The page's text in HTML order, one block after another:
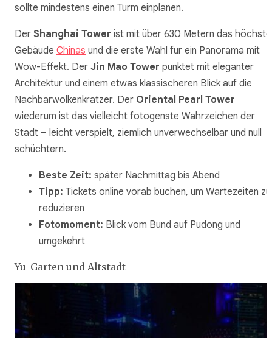
sollte mindestens einen Turm einplanen.
Der Shanghai Tower ist mit über 630 Metern das höchste
Gebäude Chinas und die erste Wahl für ein Panorama mit
Wow-Effekt. Der Jin Mao Tower punktet mit eleganter
Architektur und einem etwas klassischeren Blick auf die
Nachbarwolkenkratzer. Der Oriental Pearl Tower
wiederum ist das vielleicht fotogenste Wahrzeichen der
Stadt – leicht verspielt, ziemlich unverwechselbar und null
schüchtern.
Beste Zeit: später Nachmittag bis Abend
Tipp: Tickets online vorab buchen, um Wartezeiten zu
reduzieren
Fotomoment: Blick vom Bund auf Pudong und
umgekehrt
Yu-Garten und Altstadt